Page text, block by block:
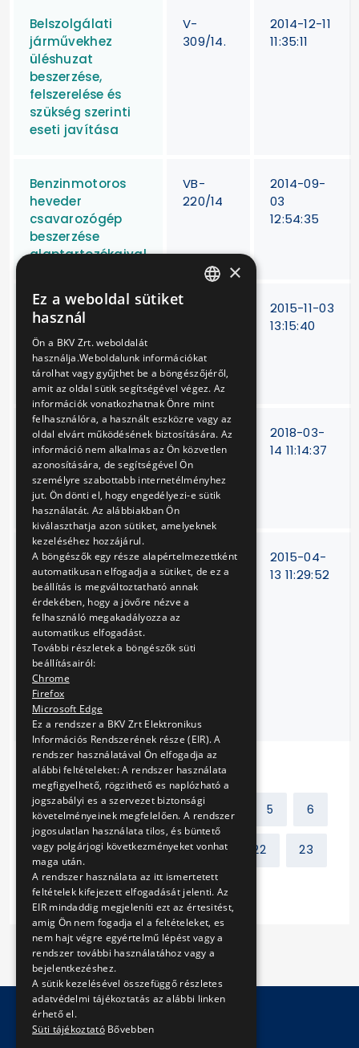
Belszolgálati
járművekhez
üléshuzat
beszerzése,
felszerelése és
szükség szerinti
eseti javítása
V-
309/14.
2014-12-11
11:35:11
Benzinmotoros
heveder
csavarozógép
beszerzése
alaptartozékaival
VB-
220/14
2014-09-
03
12:54:35
Beruházási
kölcsön felvétele
150 db autóbusz
beszerzés
finanszírozására
V-
2015-11-03
13:15:40
Beszerzést
támogató
informatikai
keretrendszer
működtetése
15/V-
73/12
2018-03-
14 11:14:37
Billenő
aknafedelek
javítása és
karbantartása
Hungária, Száva
kocsiszínben,
valamint az M4
metró Kelenföldi
járműtelep „K”
épületében
V-
415/14
2015-04-
13 11:29:52
Előző 1 2 3 5 6
7 8 9 10 ... 22 23
Következő
×
Ez a weboldal sütiket
használ
Ön a BKV Zrt. weboldalát
használja.Weboldalunk információkat
tárolhat vagy gyűjthet be a böngészőjéről,
amit az oldal sütik segítségével végez. Az
információk vonatkozhatnak Önre mint
felhasználóra, a használt eszközre vagy az
oldal elvárt működésének biztosítására. Az
információ nem alkalmas az Ön közvetlen
azonosítására, de segítségével Ön
személyre szabottabb internetélményhez
jut. Ön dönti el, hogy engedélyezi-e sütik
használatát. Az alábbiakban Ön
kiválaszthatja azon sütiket, amelyeknek
kezeléséhez hozzájárul.
A böngészők egy része alapértelmezettként
automatikusan elfogadja a sütiket, de ez a
beállítás is megváltoztatható annak
érdekében, hogy a jövőre nézve a
felhasználó megakadályozza az
automatikus elfogadást.
További részletek a böngészők süti
beállításairól:
Chrome
Firefox
Microsoft Edge
Ez a rendszer a BKV Zrt Elektronikus
Információs Rendszerének része (EIR). A
rendszer használatával Ön elfogadja az
alábbi feltételeket: A rendszer használata
megfigyelhető, rögzithető es naplózható a
jogszabályi es a szervezet biztonsági
követelményeinek megfelelően. A rendszer
jogosulatlan használata tilos, és büntető
vagy polgárjogi következményeket vonhat
maga után.
A rendszer használata az itt ismertetett
feltételek kifejezett elfogadását jelenti. Az
EIR mindaddig megjeleníti ezt az értesitést,
amig Ön nem fogadja el a feltételeket, es
nem hajt végre egyértelmű lépést vagy a
rendszer további használatához vagy a
bejelentkezéshez.
A sütik kezelésével összefüggő részletes
adatvédelmi tájékoztatás az alábbi linken
érhető el.
Süti tájékoztató Bővebben